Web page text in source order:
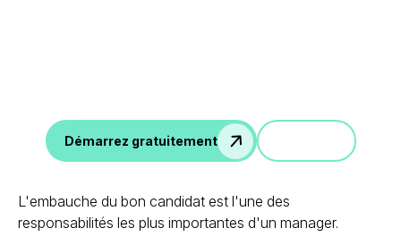
Démarrez gratuitement
L'embauche du bon candidat est l'une des
responsabilités les plus importantes d'un manager.